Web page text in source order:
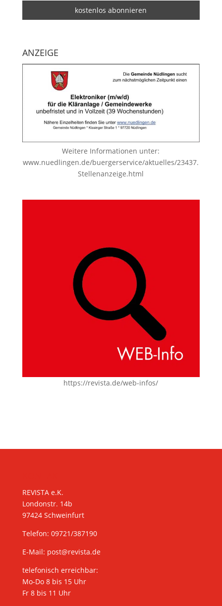
ANZEIGE
Weitere Informationen unter:
www.nuedlingen.de/buergerservice/aktuelles/23437.
Stellenanzeige.html
https://revista.de/web-infos/
REVISTA e.K.
Londonstr. 14b
97424 Schweinfurt
Telefon: 09721/387190
E-Mail: post@revista.de
telefonisch erreichbar:
Mo-Do 8 bis 15 Uhr
Fr 8 bis 11 Uhr